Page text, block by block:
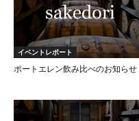
イベントレポート
ポートエレン飲み比べのお知らせ